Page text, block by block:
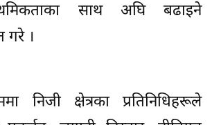
साथ अघि बढाइने
गरे ।
निजी क्षेत्रका प्रतिनिधिहरूले